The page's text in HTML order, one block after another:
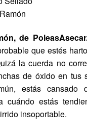
de
que estés
la cuerda no
de óxido en tus
estás cansado
cuándo estás
insoportable.